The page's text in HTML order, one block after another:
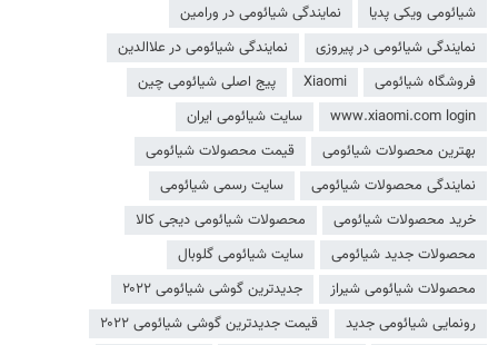
شیائومی ویکی پدیا
نمایندگی شیائومی در ورامین
نمایندگی شیائومی در پیروزی
نمایندگی شیائومی در علاالدین
فروشگاه شیائومی
Xiaomi
پیج اصلی شیائومی چین
www.xiaomi.com login
سایت شیائومی ایران
بهترین محصولات شیائومی
قیمت محصولات شیائومی
نمایندگی محصولات شیائومی
سایت رسمی شیائومی
خرید محصولات شیائومی
محصولات شیائومی دیجی کالا
محصولات جدید شیائومی
سایت شیائومی گلوبال
محصولات شیائومی شیراز
جدیدترین گوشی شیائومی ۲۰۲۲
رونمایی شیائومی جدید
قیمت جدیدترین گوشی شیائومی ۲۰۲۲